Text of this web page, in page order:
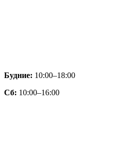
Будние: 10:00–18:00
Сб: 10:00–16:00